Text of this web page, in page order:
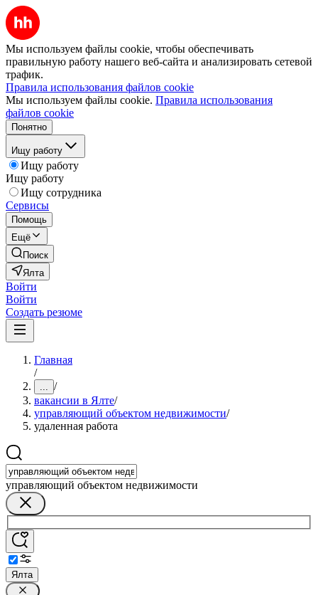
Мы используем файлы cookie, чтобы обеспечивать
правильную работу нашего веб-сайта и анализировать сетевой
трафик.
Правила использования файлов cookie
Мы используем файлы cookie. Правила использования
файлов cookie
Понятно
Ищу работу
Ищу работу
Ищу работу
Ищу сотрудника
Сервисы
Помощь
Ещё
Поиск
Ялта
Войти
Войти
Создать резюме
Главная
/
... /
вакансии в Ялте/
управляющий объектом недвижимости/
удаленная работа
управляющий объектом недвижимости
Ялта